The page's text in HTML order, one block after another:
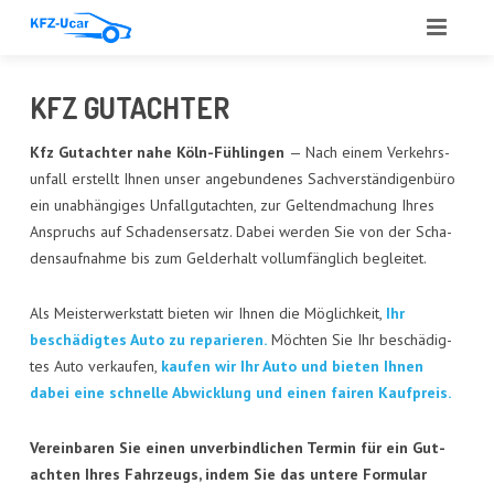
LEIS­TUN­GEN
ANGE­BOT
GUT­ACH­TEN
AUTO­GLAS
REFE­REN­ZEN
KFZ GUT­ACH­TER
Kfz Gut­ach­ter nahe Köln-Füh­lin­gen — Nach einem Ver­kehrs­
un­fall erstellt Ihnen unser ange­bun­de­nes Sach­ver­stän­di­gen­bü­ro
ein unab­hän­gi­ges Unfall­gut­ach­ten, zur Gel­tend­ma­chung Ihres
Anspruchs auf Scha­dens­er­satz. Dabei wer­den Sie von der Scha­
dens­auf­nah­me bis zum Geld­erhalt voll­um­fäng­lich begleitet.
Als Meis­ter­werk­statt bie­ten wir Ihnen die Mög­lich­keit, Ihr
beschä­dig­tes Auto zu repa­rie­ren.Möch­ten Sie Ihr beschä­dig­
tes Auto ver­kau­fen, kau­fen wir Ihr Auto und bie­ten Ihnen
dabei eine schnel­le Abwick­lung und einen fai­ren Kaufpreis.
Ver­ein­ba­ren Sie einen unver­bind­li­chen Ter­min für ein Gut­
ach­ten Ihres Fahr­zeugs, indem Sie das unte­re For­mu­lar